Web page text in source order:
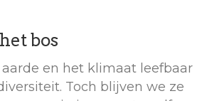
bos
en het klimaat leefbaar
Toch blijven we ze